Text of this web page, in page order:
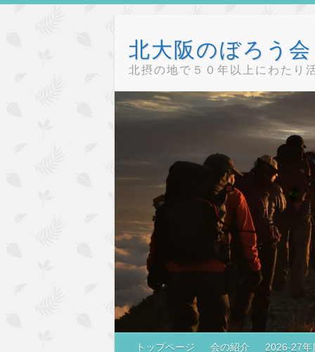
北大阪のぼろう
北摂の地で５０年以上にわたり
トップページ 会の紹介 2026-27年